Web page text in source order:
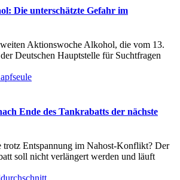
Die unterschätzte Gefahr im
Aktionswoche Alkohol, die vom 13.
Deutschen Hauptstelle für Suchtfragen
Ende des Tankrabatts der nächste
trotz Entspannung im Nahost-Konflikt? Der
soll nicht verlängert werden und läuft